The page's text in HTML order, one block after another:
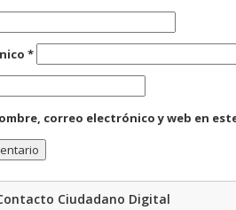
*
correo electrónico y web en
Ciudadano Digital